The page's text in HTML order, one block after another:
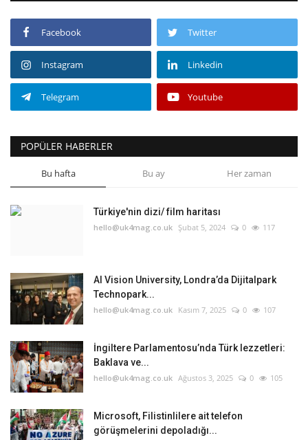
Facebook Twitter
Instagram Linkedin
Telegram Youtube
POPÜLER HABERLER
Bu hafta Bu ay Her zaman
Türkiye'nin dizi/ film haritası
hello@uk4mag.co.uk Şubat 5, 2024 0 117
AI Vision University, Londra’da Dijitalpark
Technopark...
hello@uk4mag.co.uk Kasım 7, 2025 0 107
İngiltere Parlamentosu’nda Türk lezzetleri:
Baklava ve...
hello@uk4mag.co.uk Ağustos 3, 2025 0 105
Microsoft, Filistinlilere ait telefon
görüşmelerini depoladığı...